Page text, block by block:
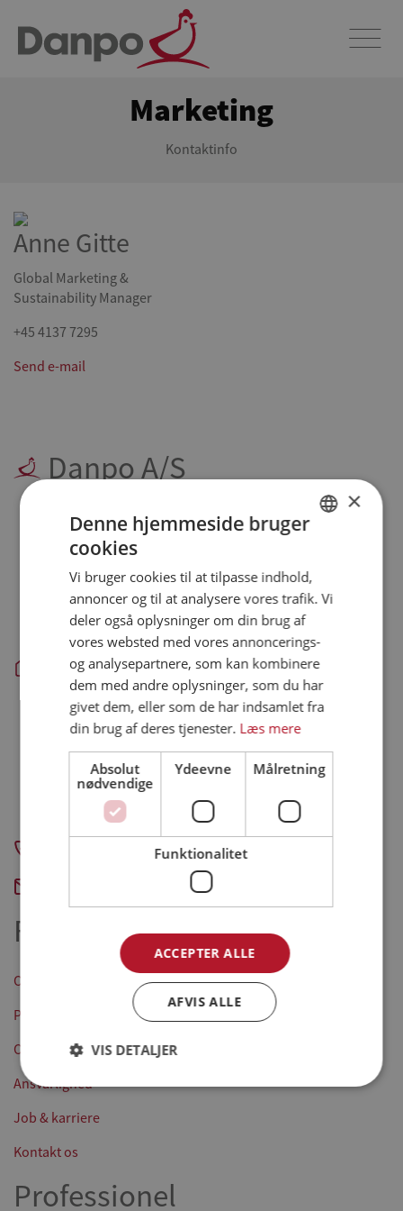
Marketing
Kontaktinfo
Anne Gitte
Global Marketing &
Sustainability Manager
+45 4137 7295
Send e-mail
Danpo A/S
Farre - hovedkontor, administration og produktion:
Danpo A/S
Tykhøjetvej 44, Farre
DK-7323 Give
Aars - slagteri og produktion:
Danpo A/S
Vestre Skovvej 3
DK-9600 Aars
Skanderborg - administration:
Danpo A/S
Krøyer Kielbergs Vej 3, 5. sal
DK-8660 Skanderborg
CVR-nummer: 31241316
Forside
Opskrifter
Produkter
Om os
Ansvarlighed
Job & karriere
Kontakt os
Professionel
ENGLISH
GERMAN
×
Denne hjemmeside bruger
cookies
Vi bruger cookies til at tilpasse indhold,
annoncer og til at analysere vores trafik. Vi
deler også oplysninger om din brug af
vores websted med vores annoncerings-
og analysepartnere, som kan kombinere
dem med andre oplysninger, som du har
givet dem, eller som de har indsamlet fra
din brug af deres tjenester. Læs mere
Absolut
nødvendige
Ydeevne Målretning
Funktionalitet
ACCEPTER ALLE
AFVIS ALLE
VIS DETALJER